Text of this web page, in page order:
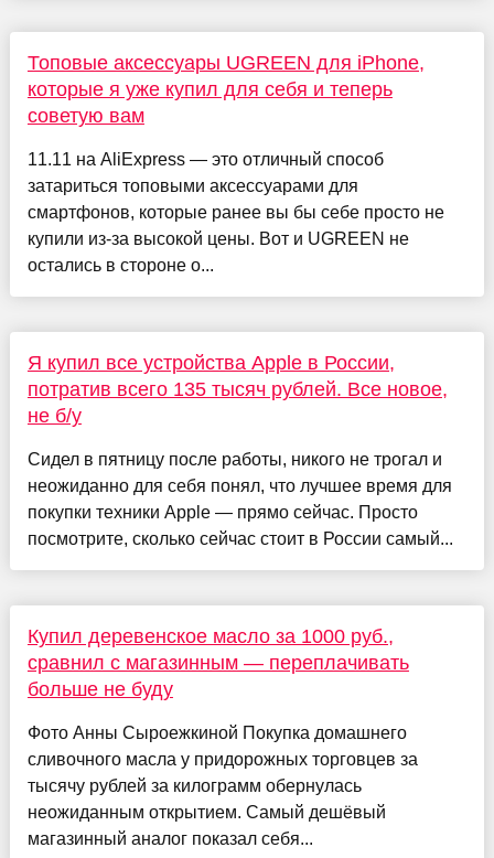
Топовые аксессуары UGREEN для iPhone,
которые я уже купил для себя и теперь
советую вам
11.11 на AliExpress — это отличный способ
затариться топовыми аксессуарами для
смартфонов, которые ранее вы бы себе просто не
купили из-за высокой цены. Вот и UGREEN не
остались в стороне о...
Я купил все устройства Apple в России,
потратив всего 135 тысяч рублей. Все новое,
не б/у
Сидел в пятницу после работы, никого не трогал и
неожиданно для себя понял, что лучшее время для
покупки техники Apple — прямо сейчас. Просто
посмотрите, сколько сейчас стоит в России самый...
Купил деревенское масло за 1000 руб.,
сравнил с магазинным — переплачивать
больше не буду
Фото Анны Сыроежкиной Покупка домашнего
сливочного масла у придорожных торговцев за
тысячу рублей за килограмм обернулась
неожиданным открытием. Самый дешёвый
магазинный аналог показал себя...